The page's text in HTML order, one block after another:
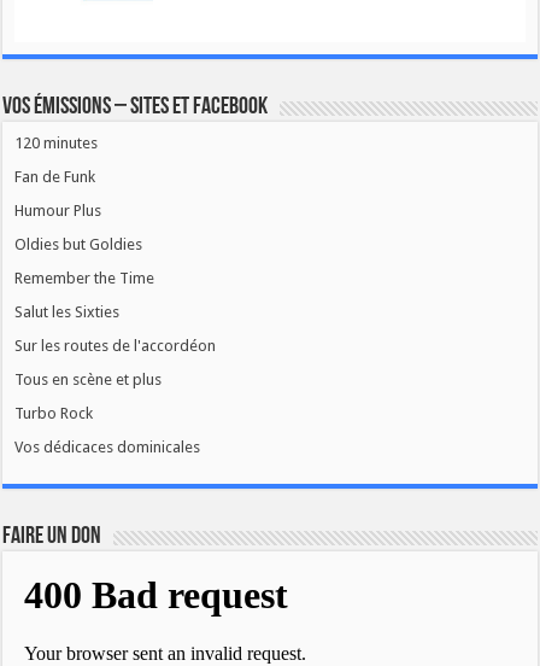
Vos émissions – Sites et Facebook
120 minutes
Fan de Funk
Humour Plus
Oldies but Goldies
Remember the Time
Salut les Sixties
Sur les routes de l'accordéon
Tous en scène et plus
Turbo Rock
Vos dédicaces dominicales
FAIRE UN DON